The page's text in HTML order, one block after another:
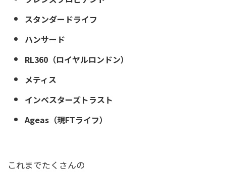
スタンダードライフ
ハンサード
RL360（ロイヤルロンドン）
メティス
インベスターズトラスト
Ageas（現FTライフ）
これまでたくさんの